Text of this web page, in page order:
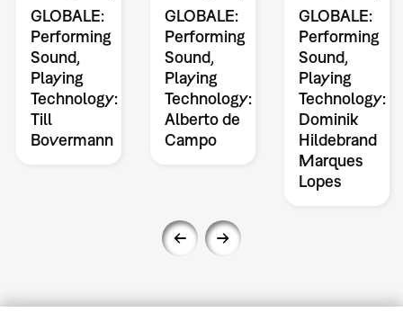
GLOBALE:
Performing
Sound,
Playing
Technology:
Till
Bovermann
GLOBALE:
Performing
Sound,
Playing
Technology:
Alberto de
Campo
GLOBALE:
Performing
Sound,
Playing
Technology:
Dominik
Hildebrand
Marques
Lopes